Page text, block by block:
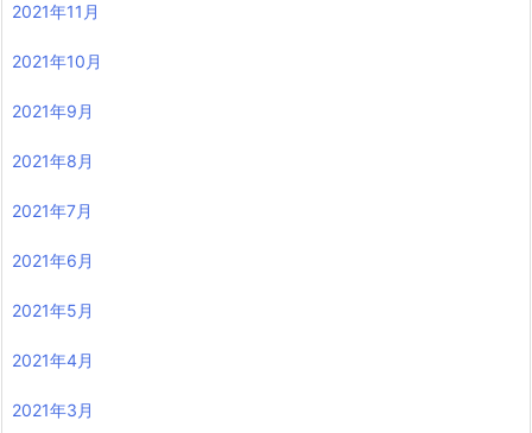
2021年11月
2021年10月
2021年9月
2021年8月
2021年7月
2021年6月
2021年5月
2021年4月
2021年3月